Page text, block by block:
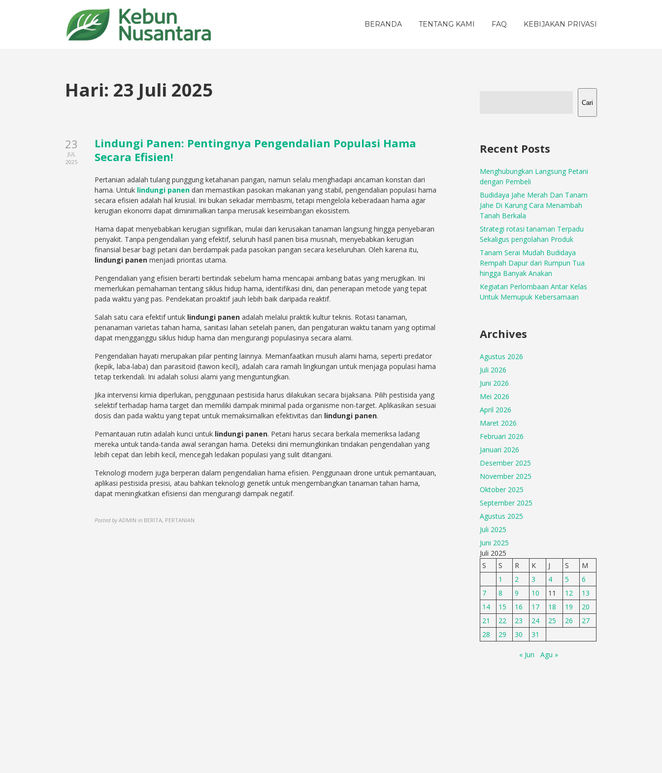
BERANDA TENTANG KAMI FAQ KEBIJAKAN PRIVASI
Hari: 23 Juli 2025
23
JUL
2025
Lindungi Panen: Pentingnya Pengendalian Populasi Hama
Secara Efisien!
Pertanian adalah tulang punggung ketahanan pangan, namun selalu menghadapi ancaman konstan dari
hama. Untuk lindungi panen dan memastikan pasokan makanan yang stabil, pengendalian populasi hama
secara efisien adalah hal krusial. Ini bukan sekadar membasmi, tetapi mengelola keberadaan hama agar
kerugian ekonomi dapat diminimalkan tanpa merusak keseimbangan ekosistem.
Hama dapat menyebabkan kerugian signifikan, mulai dari kerusakan tanaman langsung hingga penyebaran
penyakit. Tanpa pengendalian yang efektif, seluruh hasil panen bisa musnah, menyebabkan kerugian
finansial besar bagi petani dan berdampak pada pasokan pangan secara keseluruhan. Oleh karena itu,
lindungi panen menjadi prioritas utama.
Pengendalian yang efisien berarti bertindak sebelum hama mencapai ambang batas yang merugikan. Ini
memerlukan pemahaman tentang siklus hidup hama, identifikasi dini, dan penerapan metode yang tepat
pada waktu yang pas. Pendekatan proaktif jauh lebih baik daripada reaktif.
Salah satu cara efektif untuk lindungi panen adalah melalui praktik kultur teknis. Rotasi tanaman,
penanaman varietas tahan hama, sanitasi lahan setelah panen, dan pengaturan waktu tanam yang optimal
dapat mengganggu siklus hidup hama dan mengurangi populasinya secara alami.
Pengendalian hayati merupakan pilar penting lainnya. Memanfaatkan musuh alami hama, seperti predator
(kepik, laba-laba) dan parasitoid (tawon kecil), adalah cara ramah lingkungan untuk menjaga populasi hama
tetap terkendali. Ini adalah solusi alami yang menguntungkan.
Jika intervensi kimia diperlukan, penggunaan pestisida harus dilakukan secara bijaksana. Pilih pestisida yang
selektif terhadap hama target dan memiliki dampak minimal pada organisme non-target. Aplikasikan sesuai
dosis dan pada waktu yang tepat untuk memaksimalkan efektivitas dan lindungi panen.
Pemantauan rutin adalah kunci untuk lindungi panen. Petani harus secara berkala memeriksa ladang
mereka untuk tanda-tanda awal serangan hama. Deteksi dini memungkinkan tindakan pengendalian yang
lebih cepat dan lebih kecil, mencegah ledakan populasi yang sulit ditangani.
Teknologi modern juga berperan dalam pengendalian hama efisien. Penggunaan drone untuk pemantauan,
aplikasi pestisida presisi, atau bahkan teknologi genetik untuk mengembangkan tanaman tahan hama,
dapat meningkatkan efisiensi dan mengurangi dampak negatif.
Posted by ADMIN in BERITA, PERTANIAN
Cari
Recent Posts
Menghubungkan Langsung Petani
dengan Pembeli
Budidaya Jahe Merah Dan Tanam
Jahe Di Karung Cara Menambah
Tanah Berkala
Strategi rotasi tanaman Terpadu
Sekaligus pengolahan Produk
Tanam Serai Mudah Budidaya
Rempah Dapur dari Rumpun Tua
hingga Banyak Anakan
Kegiatan Perlombaan Antar Kelas
Untuk Memupuk Kebersamaan
Archives
Agustus 2026
Juli 2026
Juni 2026
Mei 2026
April 2026
Maret 2026
Februari 2026
Januari 2026
Desember 2025
November 2025
Oktober 2025
September 2025
Agustus 2025
Juli 2025
Juni 2025
Juli 2025
S
S R K J S
M
1
2 3 4 5
6
7
8 9 10 11 12
13
14
15 16 17 18 19
20
21
22 23 24 25 26
27
28
29 30 31
« Jun Agu »